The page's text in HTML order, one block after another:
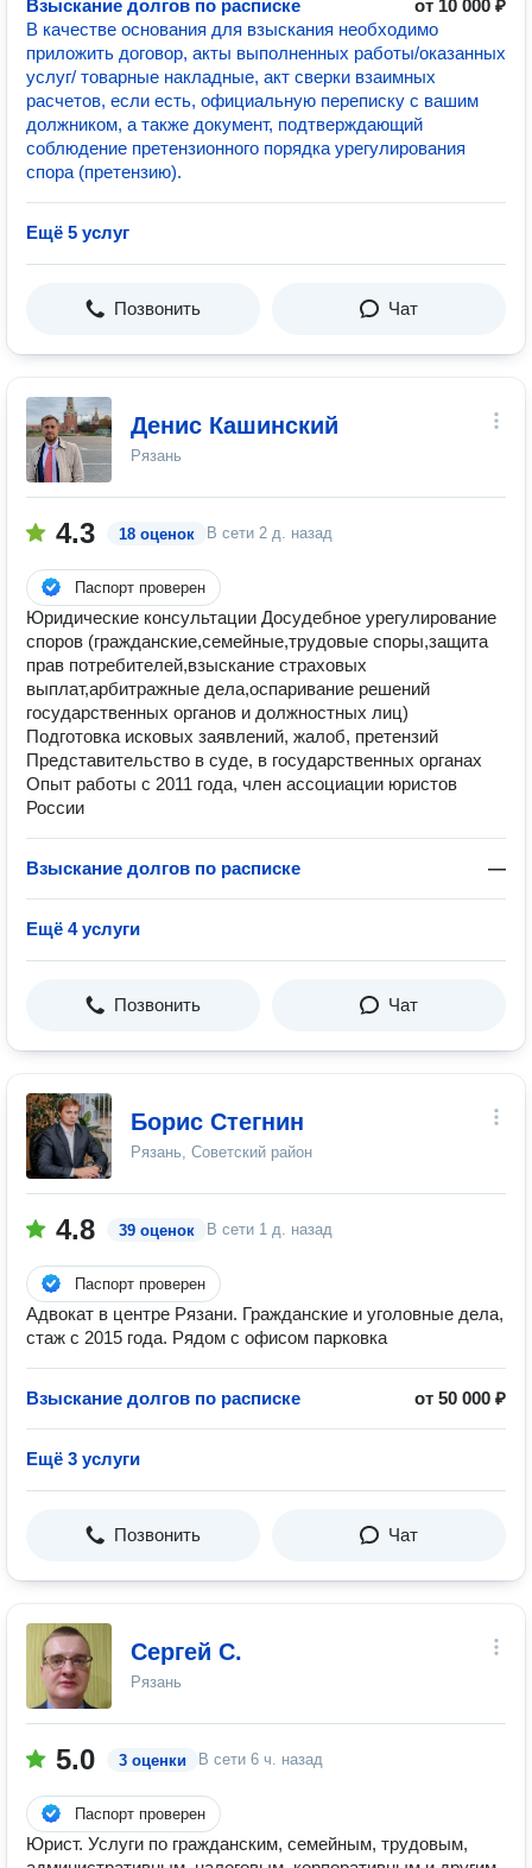
Взыскание долгов по расписке
от 10 000 ₽
В качестве основания для взыскания необходимо
приложить договор, акты выполненных работы/оказанных
услуг/ товарные накладные, акт сверки взаимных
расчетов, если есть, официальную переписку с вашим
должником, а также документ, подтверждающий
соблюдение претензионного порядка урегулирования
спора (претензию).
Ещё 5 услуг
Позвонить Чат
Денис Кашинский
Рязань
4.3 18 оценок В сети 2 д. назад
Паспорт проверен
Юридические консультации Досудебное урегулирование
споров (гражданские,семейные,трудовые споры,защита
прав потребителей,взыскание страховых
выплат,арбитражные дела,оспаривание решений
государственных органов и должностных лиц)
Подготовка исковых заявлений, жалоб, претензий
Представительство в суде, в государственных органах
Опыт работы с 2011 года, член ассоциации юристов
России
Взыскание долгов по расписке —
Ещё 4 услуги
Позвонить Чат
Борис Стегнин
Рязань, Советский район
4.8 39 оценок В сети 1 д. назад
Паспорт проверен
Адвокат в центре Рязани. Гражданские и уголовные дела,
стаж с 2015 года. Рядом с офисом парковка
Взыскание долгов по расписке от 50 000 ₽
Ещё 3 услуги
Позвонить Чат
Сергей С.
Рязань
5.0 3 оценки В сети 6 ч. назад
Паспорт проверен
Юрист. Услуги по гражданским, семейным, трудовым,